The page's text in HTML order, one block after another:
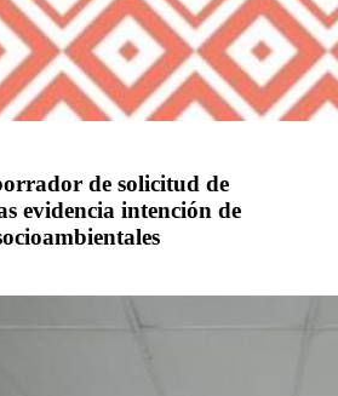
de solicitud de
evidencia intención de